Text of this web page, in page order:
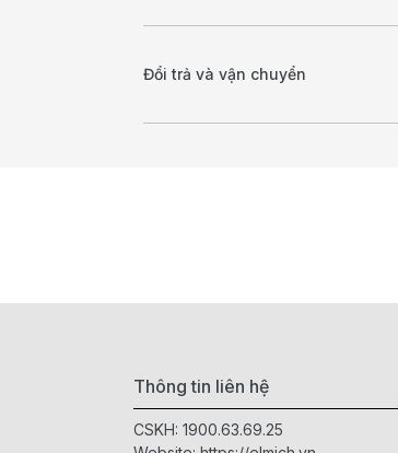
Đổi trả và vận chuyển
Thông tin liên hệ
CSKH: 1900.63.69.25